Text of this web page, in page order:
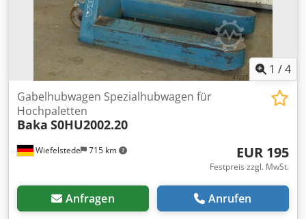
1 /4
Wiefelstede 715 km
Gabelhubwagen Spezialhubwagen für
Hochpaletten
Baka S0HU2002.20
EUR 195
Festpreis zzgl. MwSt.
Anfragen Anrufen